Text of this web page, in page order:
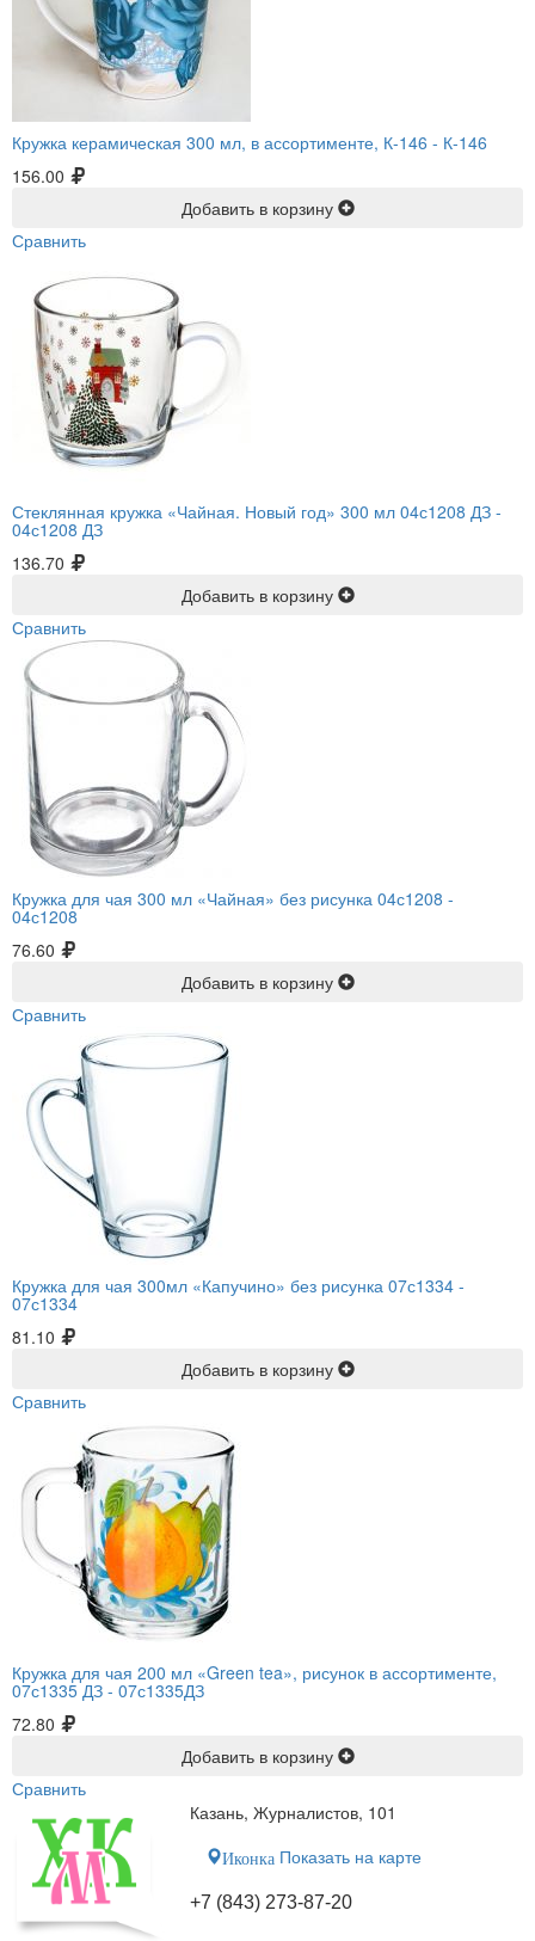
Кружка керамическая 300 мл, в ассортименте, К-146 - К-146
156.00
Добавить в корзину
Сравнить
Стеклянная кружка «Чайная. Новый год» 300 мл 04с1208 ДЗ -
04с1208 ДЗ
136.70
Добавить в корзину
Сравнить
Кружка для чая 300 мл «Чайная» без рисунка 04с1208 -
04с1208
76.60
Добавить в корзину
Сравнить
Кружка для чая 300мл «Капучино» без рисунка 07с1334 -
07с1334
81.10
Добавить в корзину
Сравнить
Кружка для чая 200 мл «Green tea», рисунок в ассортименте,
07с1335 ДЗ - 07с1335ДЗ
72.80
Добавить в корзину
Сравнить
Казань, Журналистов, 101
Иконка Показать на карте
+7 (843) 273-87-20